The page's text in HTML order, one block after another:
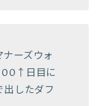
ーズウォ
日目に
出したダフ